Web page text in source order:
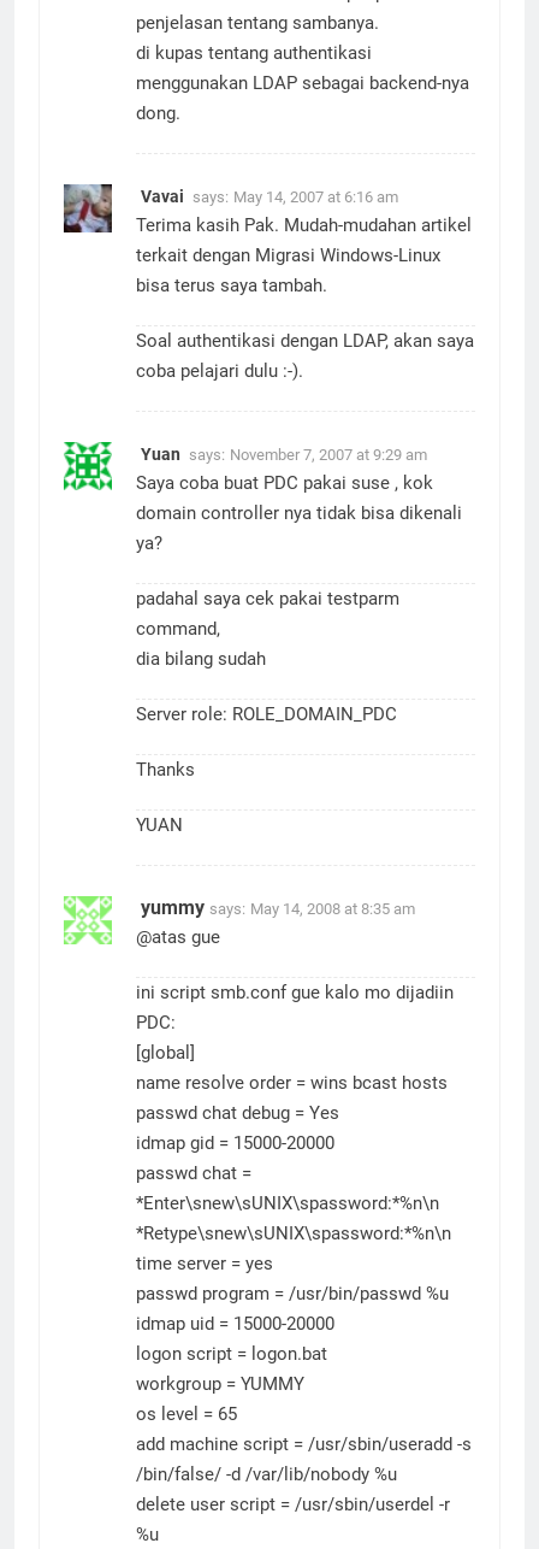
penjelasan tentang sambanya.
di kupas tentang authentikasi
menggunakan LDAP sebagai backend-nya
dong.
Vavai says: May 14, 2007 at 6:16 am
Terima kasih Pak. Mudah-mudahan artikel
terkait dengan Migrasi Windows-Linux
bisa terus saya tambah.
Soal authentikasi dengan LDAP, akan saya
coba pelajari dulu :-).
Yuan says: November 7, 2007 at 9:29 am
Saya coba buat PDC pakai suse , kok
domain controller nya tidak bisa dikenali
ya?
padahal saya cek pakai testparm
command,
dia bilang sudah
Server role: ROLE_DOMAIN_PDC
Thanks
YUAN
yummy says: May 14, 2008 at 8:35 am
@atas gue
ini script smb.conf gue kalo mo dijadiin
PDC:
[global]
name resolve order = wins bcast hosts
passwd chat debug = Yes
idmap gid = 15000-20000
passwd chat =
*Enter\snew\sUNIX\spassword:*%n\n
*Retype\snew\sUNIX\spassword:*%n\n
time server = yes
passwd program = /usr/bin/passwd %u
idmap uid = 15000-20000
logon script = logon.bat
workgroup = YUMMY
os level = 65
add machine script = /usr/sbin/useradd -s
/bin/false/ -d /var/lib/nobody %u
delete user script = /usr/sbin/userdel -r
%u